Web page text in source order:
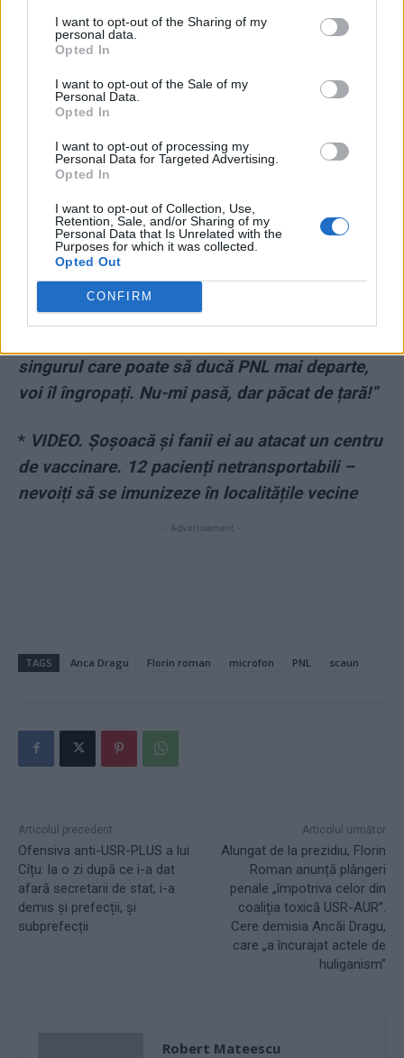
I want to opt-out of the Sharing of my
personal data.
Opted In
I want to opt-out of the Sale of my
Personal Data.
Opted In
I want to opt-out of processing my
Personal Data for Targeted Advertising.
Opted In
I want to opt-out of Collection, Use,
Retention, Sale, and/or Sharing of my
Personal Data that Is Unrelated with the
Purposes for which it was collected.
Opted Out
CONFIRM
unui premier iresponsabil, care nu înțelege că e
terminat politic“. I s-a adresat ca baronului
sindical Rădoi: “Florine, s-a terminat!“
important din România a decretat ca Orban să
nu mai fie președinte. Cîțu trebuia să devină
guvernator BNR”
Mișu Negrițoiu despre Florin Cîțu, pe care l-a
dat afară de la ING: „Un mic satrap, foarte
învechit. Nu știe să lucreze în echipă”. Despre
singurul care poate să ducă PNL mai departe,
voi îl îngropați. Nu-mi pasă, dar păcat de țară!”
* VIDEO. Șoșoacă și fanii ei au atacat un centru
de vaccinare. 12 pacienți netransportabili –
nevoiți să se imunizeze în localitățile vecine
- Advertisement -
TAGS Anca Dragu Florin roman microfon PNL scaun
Articolul precedent
Ofensiva anti-USR-PLUS a lui
Cîțu: la o zi după ce i-a dat
afară secretarii de stat, i-a
demis și prefecții, și
subprefecții
Articolul următor
Alungat de la prezidiu, Florin
Roman anunță plângeri
penale „împotriva celor din
coaliția toxică USR-AUR”.
Cere demisia Ancăi Dragu,
care „a încurajat actele de
huliganism”
Robert Mateescu